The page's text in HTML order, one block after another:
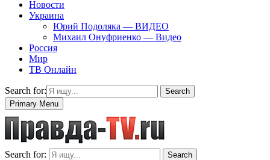
Новости
Украина
Юрий Подоляка — ВИДЕО
Михаил Онуфриенко — Видео
Россия
Мир
ТВ Онлайн
Search for:
Search
Primary Menu
Search for: Search